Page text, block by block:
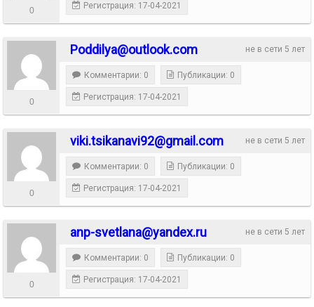
0 Регистрация: 17-04-2021
не в сети 5 лет
Poddilya@outlook.com
0
Комментарии: 0 Публикации: 0
Регистрация: 17-04-2021
не в сети 5 лет
viki.tsikanavi92@gmail.com
0
Комментарии: 0 Публикации: 0
Регистрация: 17-04-2021
не в сети 5 лет
anp-svetlana@yandex.ru
0
Комментарии: 0 Публикации: 0
Регистрация: 17-04-2021